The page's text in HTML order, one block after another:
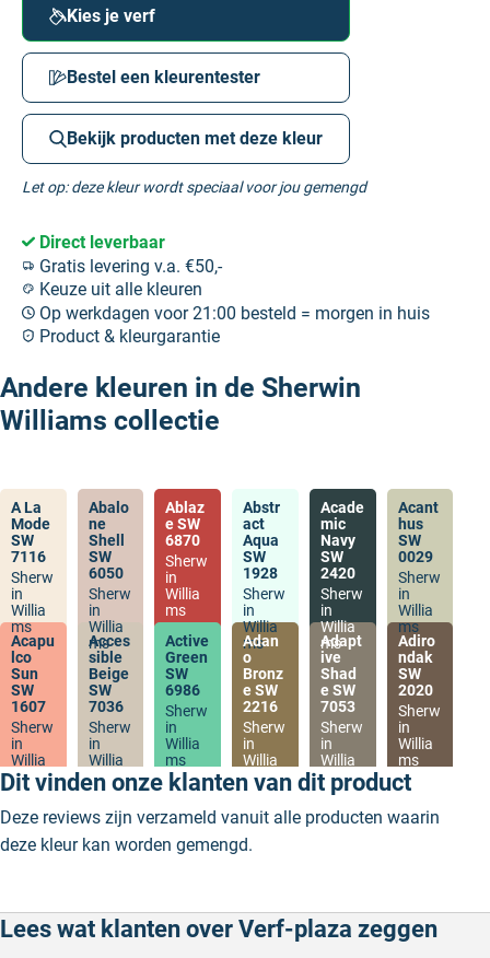
Kies je verf
Bestel een kleurentester
Bekijk producten met deze kleur
Let op: deze kleur wordt speciaal voor jou gemengd
Direct leverbaar
Gratis levering v.a. €50,-
Keuze uit alle kleuren
Op werkdagen voor 21:00 besteld = morgen in huis
Product & kleurgarantie
Andere kleuren in de Sherwin
Williams collectie
A La
Mode
SW
7116
Sherw
in
Willia
ms
Abalo
ne
Shell
SW
6050
Sherw
in
Willia
ms
Ablaz
e SW
6870
Sherw
in
Willia
ms
Abstr
act
Aqua
SW
1928
Sherw
in
Willia
ms
Acade
mic
Navy
SW
2420
Sherw
in
Willia
ms
Acant
hus
SW
0029
Sherw
in
Willia
ms
Acapu
lco
Sun
SW
1607
Sherw
in
Willia
ms
Acces
sible
Beige
SW
7036
Sherw
in
Willia
ms
Active
Green
SW
6986
Sherw
in
Willia
ms
Adan
o
Bronz
e SW
2216
Sherw
in
Willia
ms
Adapt
ive
Shad
e SW
7053
Sherw
in
Willia
ms
Adiro
ndak
SW
2020
Sherw
in
Willia
ms
Dit vinden onze klanten van dit product
Deze reviews zijn verzameld vanuit alle producten waarin
deze kleur kan worden gemengd.
Lees wat klanten over Verf-plaza zeggen